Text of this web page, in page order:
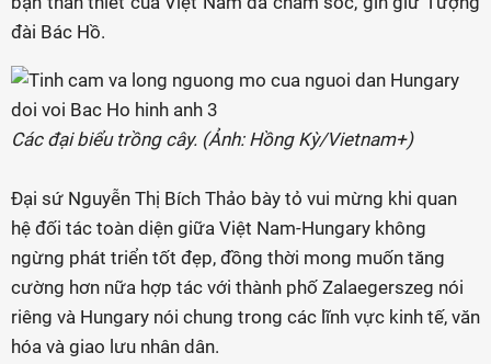
đài Bác Hồ.
Các đại biểu trồng cây. (Ảnh: Hồng Kỳ/Vietnam+)
Đại sứ Nguyễn Thị Bích Thảo bày tỏ vui mừng khi quan
hệ đối tác toàn diện giữa Việt Nam-Hungary không
ngừng phát triển tốt đẹp, đồng thời mong muốn tăng
cường hơn nữa hợp tác với thành phố Zalaegerszeg nói
riêng và Hungary nói chung trong các lĩnh vực kinh tế, văn
hóa và giao lưu nhân dân.